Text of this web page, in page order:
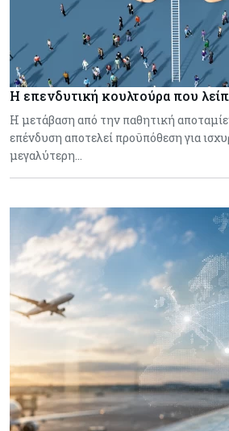
Η επενδυτική κουλτούρα που
Η μετάβαση από την παθητική
επένδυση αποτελεί προϋπόθεση για
μεγαλύτερη…